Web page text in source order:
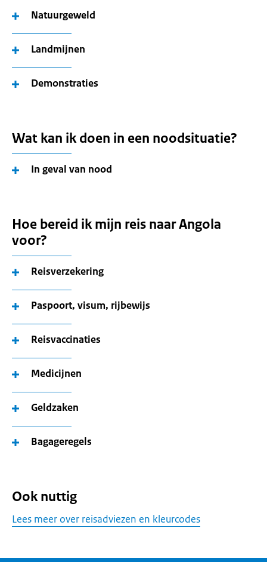
Natuurgeweld
Landmijnen
Demonstraties
Wat kan ik doen in een noodsituatie?
In geval van nood
Hoe bereid ik mijn reis naar Angola
voor?
Reisverzekering
Paspoort, visum, rijbewijs
Reisvaccinaties
Medicijnen
Geldzaken
Bagageregels
Ook nuttig
Lees meer over reisadviezen en kleurcodes